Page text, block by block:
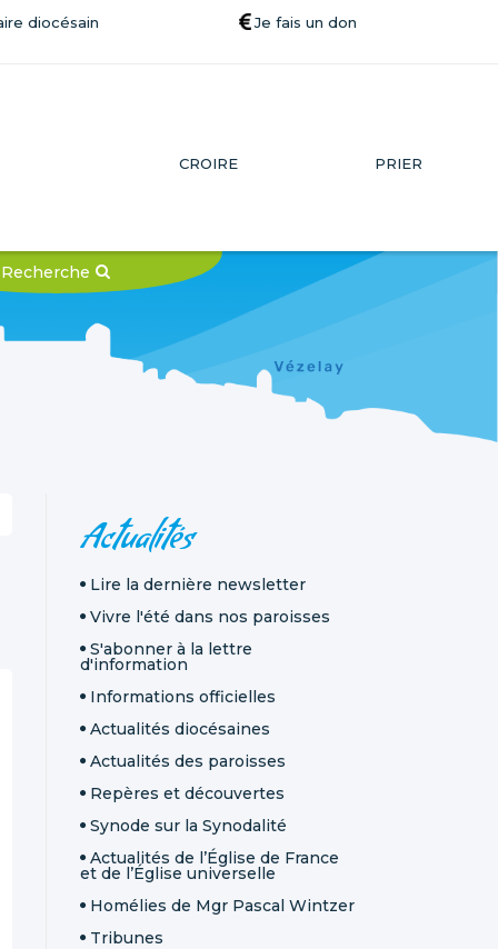
diocésain Je fais un don
CROIRE PRIER
Recherche
Actualités
Lire la dernière newsletter
Vivre l'été dans nos paroisses
S'abonner à la lettre
d'information
Informations officielles
Actualités diocésaines
Actualités des paroisses
Repères et découvertes
Synode sur la Synodalité
Actualités de l’Église de France
et de l’Église universelle
Homélies de Mgr Pascal Wintzer
Tribunes